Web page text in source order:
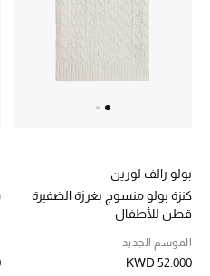
ماركات جديدة للجمال
عرض جميع المنتجات
خصومات
بولو رالف لورين
كنزة بولو منسوج بغرزة الضفيرة
قطن للأطفال
الموسم الجديد
KWD 52.000